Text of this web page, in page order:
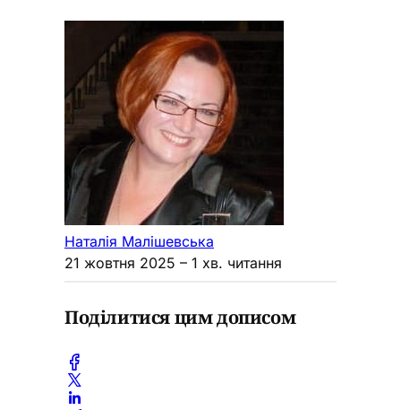
Наталія Малішевська
21 жовтня 2025 – 1 хв. читання
Поділитися цим дописом